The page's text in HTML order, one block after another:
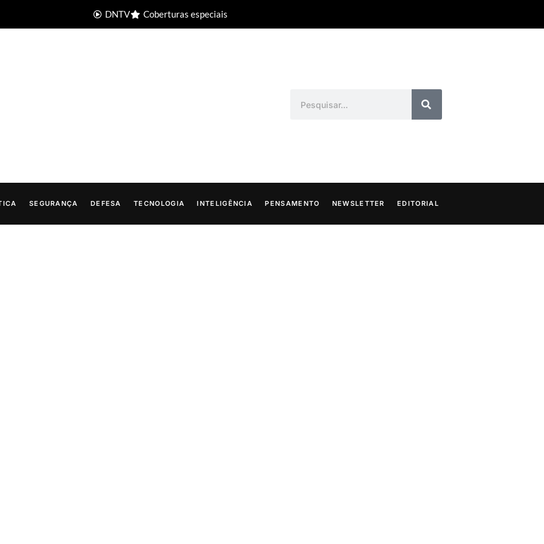
DNTV Coberturas especiais
SEGURANÇA DEFESA TECNOLOGIA INTELIGÊNCIA PENSAMENTO NEWSLETTER EDITORIAL